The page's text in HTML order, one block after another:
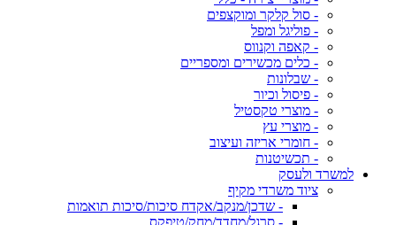
- סול קלקר ומוקצפים
- פוליגל ומפל
- קאפה וקנווס
- כלים מכשירים ומספריים
- שבלונות
- פיסול וכיור
- מוצרי טקסטיל
- מוצרי עץ
- חומרי אריזה ועיצוב
- תכשיטנות
למשרד ולעסק
ציוד משרדי מקיף
- שדכן/מנקב/אקדח סיכות/סיכות תואמות
- סרגל/מחדד/מחק/טיפקס